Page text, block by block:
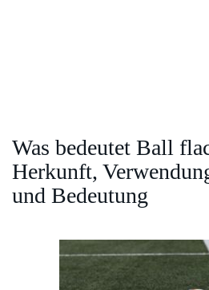
Was bedeutet Ball
Herkunft,
und Bedeutung